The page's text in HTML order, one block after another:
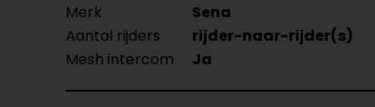
Merk
Sena
Aantal rijders
rijder-naar-rijder(s)
Mesh intercom
Ja